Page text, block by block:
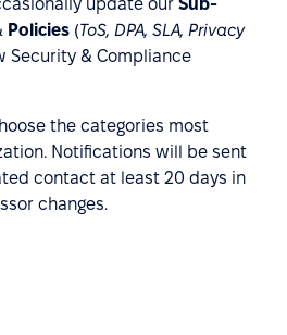
update our Sub-
Policies (ToS, DPA, SLA, Privacy
Security & Compliance
the categories most
Notifications will be sent
contact at least 20 days in
changes.